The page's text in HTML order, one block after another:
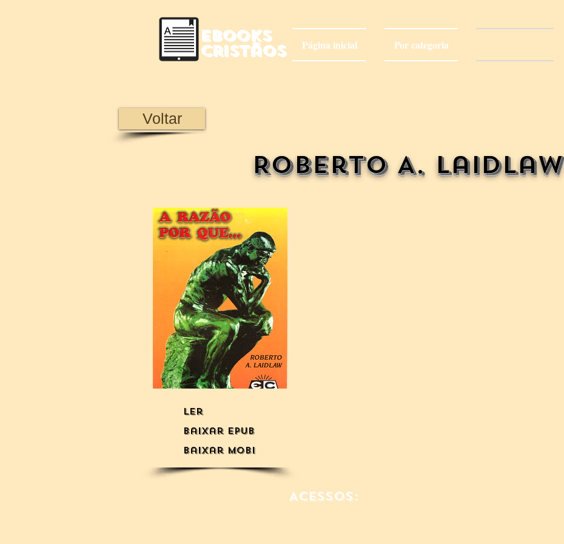
Ebooks
Cristãos Página inicial Por categoria
Voltar
Roberto A. Laidlaw
Ler
Baixar Epub
Baixar mobi
Acessos: